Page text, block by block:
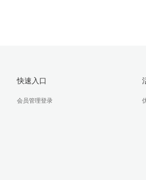
快速入口
会员管理登录